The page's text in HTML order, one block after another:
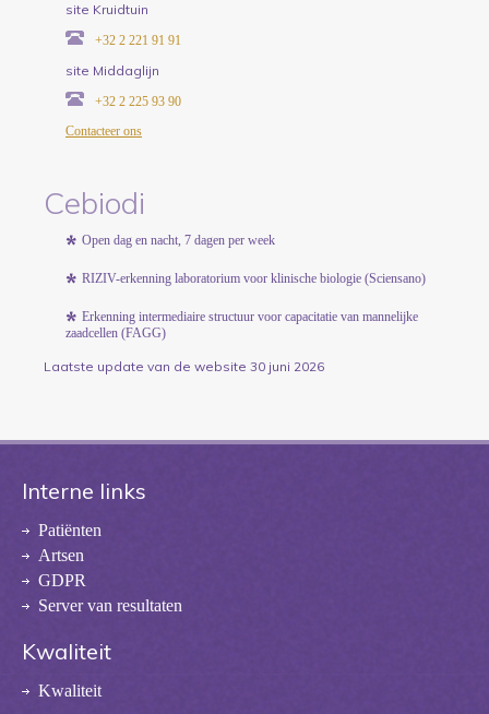
site Kruidtuin
+32 2 221 91 91
site Middaglijn
+32 2 225 93 90
Contacteer ons
Cebiodi
Open dag en nacht, 7 dagen per week
RIZIV-erkenning laboratorium voor klinische biologie (Sciensano)
Erkenning intermediaire structuur voor capacitatie van mannelijke
zaadcellen (FAGG)
Laatste update van de website 30 juni 2026
Interne links
Patiënten
Artsen
GDPR
Server van resultaten
Kwaliteit
Kwaliteit